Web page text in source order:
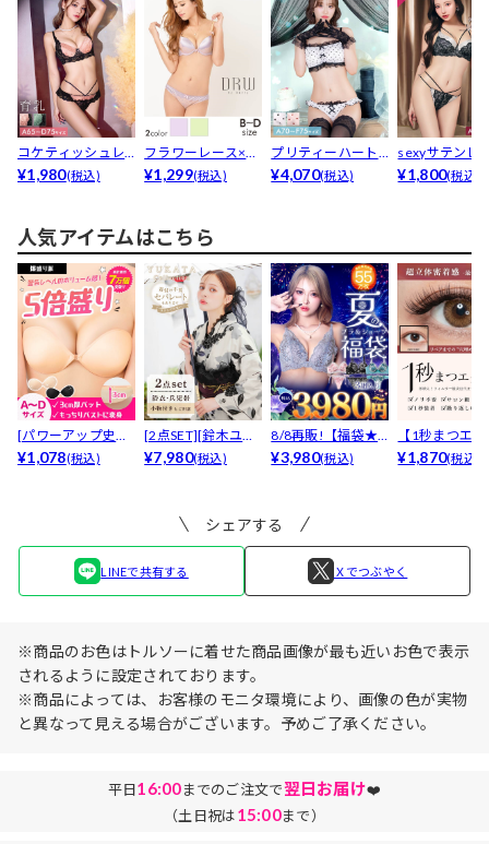
コケティッシュレ
オパードレース育
¥1,980(税込)
フラワーレース×パ
ステルサテンブラ
¥1,299(税込)
プリティーハート
サテンブラジャー&
¥4,070(税込)
sexyサテンレ
ードブラジャ
¥1,800(税込)
人気アイテムはこちら
[パワーアップ史上
最強5倍盛りアップ
¥1,078(税込)
[2点SET][鈴木ユリ
ア(baby)...
¥7,980(税込)
8/8再販!【福袋★
ブラセット3点
¥3,980(税込)
【1秒まつエ
リュームタイ
¥1,870(税込)
シェアする
LINEで共有する Ｘでつぶやく
※商品のお色はトルソーに着せた商品画像が最も近いお色で表示
されるように設定されております。
※商品によっては、お客様のモニタ環境により、画像の色が実物
と異なって見える場合がございます。予めご了承ください。
平日16:00までのご注文で翌日お届け❤️
（土日祝は15:00まで）